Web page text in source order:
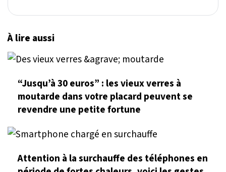
À lire aussi
“Jusqu’à 30 euros” : les vieux verres à
moutarde dans votre placard peuvent se
revendre une petite fortune
Attention à la surchauffe des téléphones en